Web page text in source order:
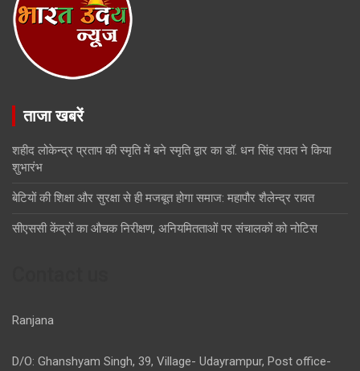
ताजा खबरें
शहीद लोकेन्द्र प्रताप की स्मृति में बने स्मृति द्वार का डॉ. धन सिंह रावत ने किया
शुभारंभ
बेटियों की शिक्षा और सुरक्षा से ही मजबूत होगा समाज: महापौर शैलेन्द्र रावत
सीएससी केंद्रों का औचक निरीक्षण, अनियमितताओं पर संचालकों को नोटिस
Ranjana
D/O: Ghanshyam Singh, 39, Village- Udayrampur, Post office-